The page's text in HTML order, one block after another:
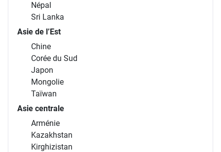
Népal
Sri Lanka
Asie de l’Est
Chine
Corée du Sud
Japon
Mongolie
Taïwan
Asie centrale
Arménie
Kazakhstan
Kirghizistan